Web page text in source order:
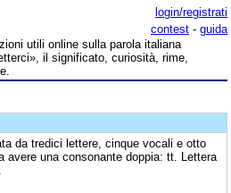
login/registrati
contest - guida
utili online sulla parola italiana
il significato, curiosità, rime,
da tredici lettere, cinque vocali e otto
avere una consonante doppia: tt. Lettera